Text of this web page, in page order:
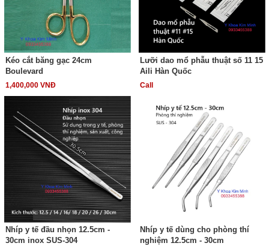
Kéo cắt băng gạc 24cm
Boulevard
1,400,000 VNĐ
Lưỡi dao mổ phẫu thuật số 11 15
Aili Hàn Quốc
Call
Nhíp y tế đầu nhọn 12.5cm -
30cm inox SUS-304
Nhíp y tế dùng cho phòng thí
nghiệm 12.5cm - 30cm